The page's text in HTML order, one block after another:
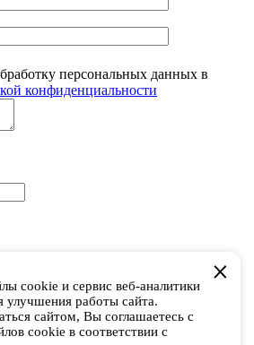
персональных данных в
конфиденциальности
в CHUKCHA
аккаунт? Войти
лояльности и получайте 5 000
cookie и сервис веб-аналитики
улучшения работы сайта.
сайтом, Вы соглашаетесь с
cookie в соответствии с